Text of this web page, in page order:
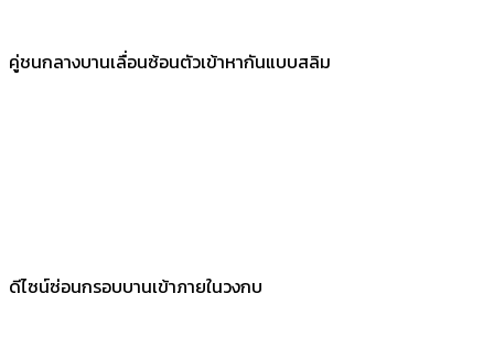
คู่ชนกลางบานเลื่อนซ้อนตัวเข้าหากันแบบสลิม
ดีไซน์ซ่อนกรอบบานเข้าภายในวงกบ